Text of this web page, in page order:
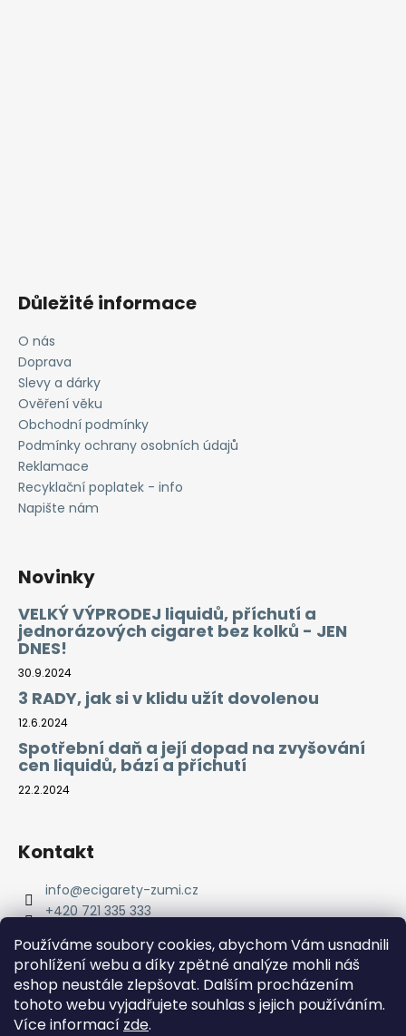
Používáme soubory cookies, abychom Vám usnadnili
prohlížení webu a díky zpětné analýze mohli náš
eshop neustále zlepšovat. Dalším procházením
tohoto webu vyjadřujete souhlas s jejich používáním.
Více informací zde.
Důležité informace
O nás
Doprava
Slevy a dárky
Ověření věku
Obchodní podmínky
Podmínky ochrany osobních údajů
Reklamace
Recyklační poplatek - info
Napište nám
Novinky
VELKÝ VÝPRODEJ liquidů, příchutí a
jednorázových cigaret bez kolků - JEN
DNES!
30.9.2024
3 RADY, jak si v klidu užít dovolenou
12.6.2024
Spotřební daň a její dopad na zvyšování
cen liquidů, bází a příchutí
22.2.2024
Kontakt
info@ecigarety-zumi.cz
+420 721 335 333